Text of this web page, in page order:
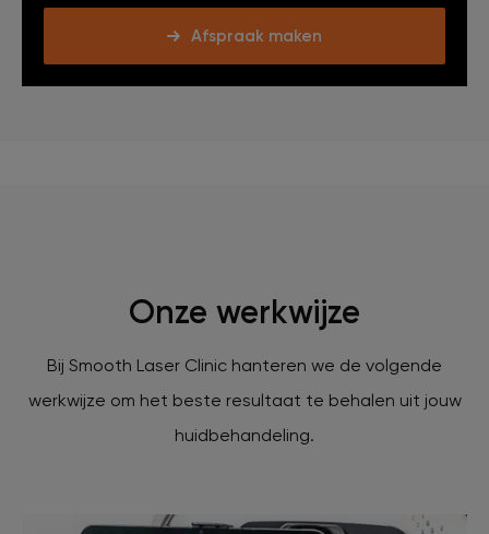
Afspraak maken
Onze werkwijze
Bij Smooth Laser Clinic hanteren we de volgende
werkwijze om het beste resultaat te behalen uit jouw
huidbehandeling.